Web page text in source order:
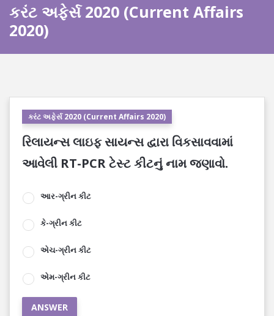
કરંટ અફેર્સ 2020 (Current Affairs
2020)
કરંટ અફેર્સ 2020 (Current Affairs 2020)
રિલાયન્સ લાઇફ સાયન્સ દ્વારા વિકસાવવામાં
આવેલી RT-PCR ટેસ્ટ કીટનું નામ જણાવો.
આર-ગ્રીન કીટ
કે-ગ્રીન કીટ
એચ-ગ્રીન કીટ
એમ-ગ્રીન કીટ
ANSWER